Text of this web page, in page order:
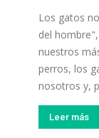
Los gatos
del
nuestros
perros, los
nosotros y,
Leer más